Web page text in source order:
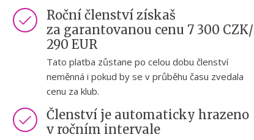
Roční členství získaš
za garantovanou cenu 7 300 CZK/
290 EUR
Tato platba zůstane po celou dobu členství
neměnná i pokud by se v průběhu času zvedala
cenu za klub.
Členství je automaticky hrazeno
v ročním intervale